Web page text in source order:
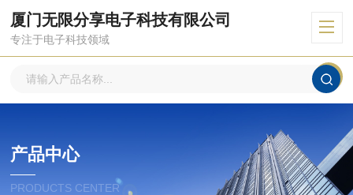
厦门无限分享电子科技有限公司
专注于电子科技领域
产品中心
PRODUCTS CENTER